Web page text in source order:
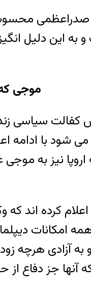
صدراعظمی
این دلیل
موجی
سیاسی
با ادامه
نیز به موجی
کرده اند که
امکانات
آزادی هرچه